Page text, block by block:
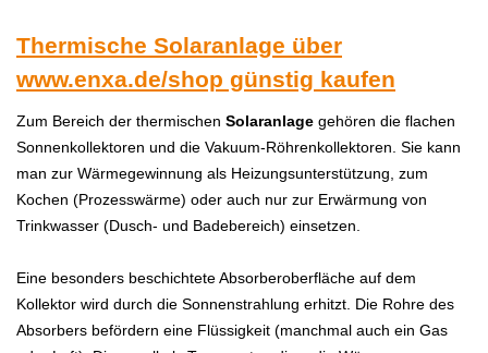
Thermische Solaranlage über
www.enxa.de/shop günstig kaufen
Zum Bereich der thermischen Solaranlage gehören die flachen
Sonnenkollektoren und die Vakuum-Röhrenkollektoren. Sie kann
man zur Wärmegewinnung als Heizungsunterstützung, zum
Kochen (Prozesswärme) oder auch nur zur Erwärmung von
Trinkwasser (Dusch- und Badebereich) einsetzen.
Eine besonders beschichtete Absorberoberfläche auf dem
Kollektor wird durch die Sonnenstrahlung erhitzt. Die Rohre des
Absorbers befördern eine Flüssigkeit (manchmal auch ein Gas